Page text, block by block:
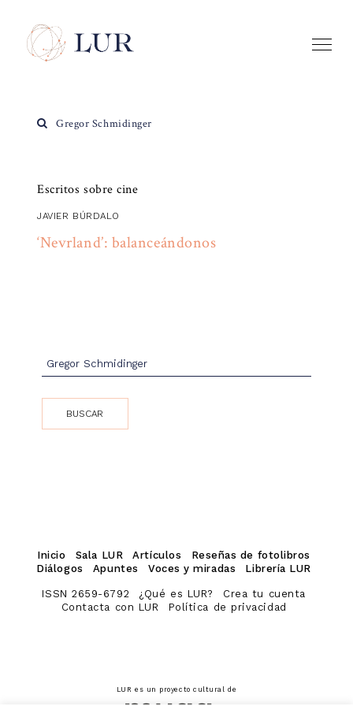
Gregor Schmidinger
Escritos sobre cine
JAVIER BÚRDALO
‘Nevrland’: balanceándonos
Inicio Sala LUR Artículos
Reseñas de fotolibros
Diálogos
Apuntes Voces y miradas Librería LUR
ISSN 2659-6792 ¿Qué es LUR?
Crea tu cuenta
Contacta con LUR
Política de privacidad
LUR es un proyecto cultural de